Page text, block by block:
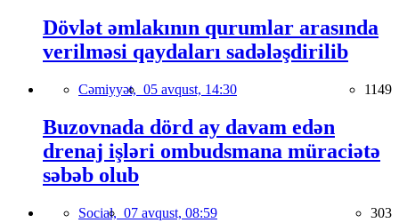
Dövlət əmlakının qurumlar arasında
verilməsi qaydaları sadələşdirilib
Cəmiyyət, 05 avqust, 14:30 1149
Buzovnada dörd ay davam edən
drenaj işləri ombudsmana müraciətə
səbəb olub
Social, 07 avqust, 08:59 303